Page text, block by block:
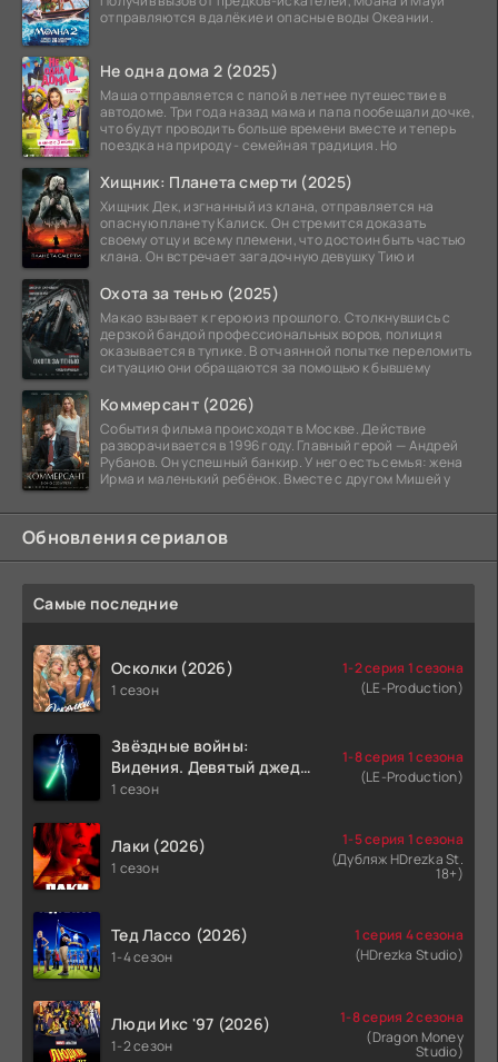
отправляются в далёкие и опасные воды Океании.
Не одна дома 2 (2025)
Маша отправляется с папой в летнее путешествие в
автодоме. Три года назад мама и папа пообещали дочке,
что будут проводить больше времени вместе и теперь
поездка на природу - семейная традиция. Но
Хищник: Планета смерти (2025)
Хищник Дек, изгнанный из клана, отправляется на
опасную планету Калиск. Он стремится доказать
своему отцу и всему племени, что достоин быть частью
клана. Он встречает загадочную девушку Тию и
Охота за тенью (2025)
Макао взывает к герою из прошлого. Столкнувшись с
дерзкой бандой профессиональных воров, полиция
оказывается в тупике. В отчаянной попытке переломить
ситуацию они обращаются за помощью к бывшему
Коммерсант (2026)
События фильма происходят в Москве. Действие
разворачивается в 1996 году. Главный герой — Андрей
Рубанов. Он успешный банкир. У него есть семья: жена
Ирма и маленький ребёнок. Вместе с другом Мишей у
Обновления сериалов
Самые последние
Осколки (2026)
1 сезон
1-2 серия 1 сезона
(LE-Production)
Звёздные войны:
Видения. Девятый джедай
(2026)
1 сезон
1-8 серия 1 сезона
(LE-Production)
Лаки (2026)
1 сезон
1-5 серия 1 сезона
(Дубляж HDrezka St.
18+)
Тед Лассо (2026)
1-4 сезон
1 серия 4 сезона
(HDrezka Studio)
Люди Икс '97 (2026)
1-2 сезон
1-8 серия 2 сезона
(Dragon Money
Studio)